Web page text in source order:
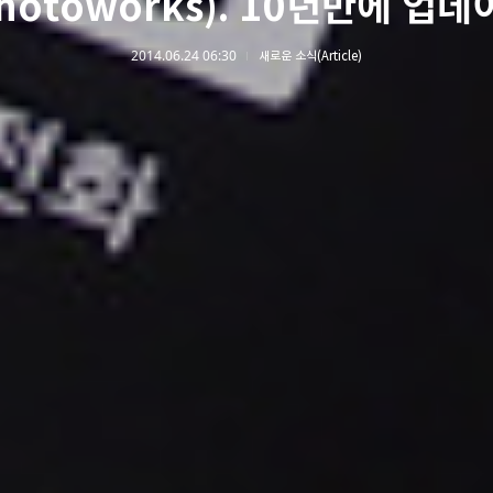
2014.06.24 06:30 새로운 소식(Article)